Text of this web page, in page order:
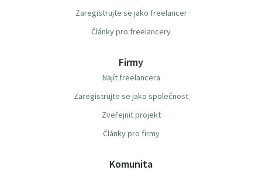
Zaregistrujte se jako freelancer
Články pro freelancery
Firmy
Najít freelancera
Zaregistrujte se jako společnost
Zveřejnit projekt
Články pro firmy
Komunita